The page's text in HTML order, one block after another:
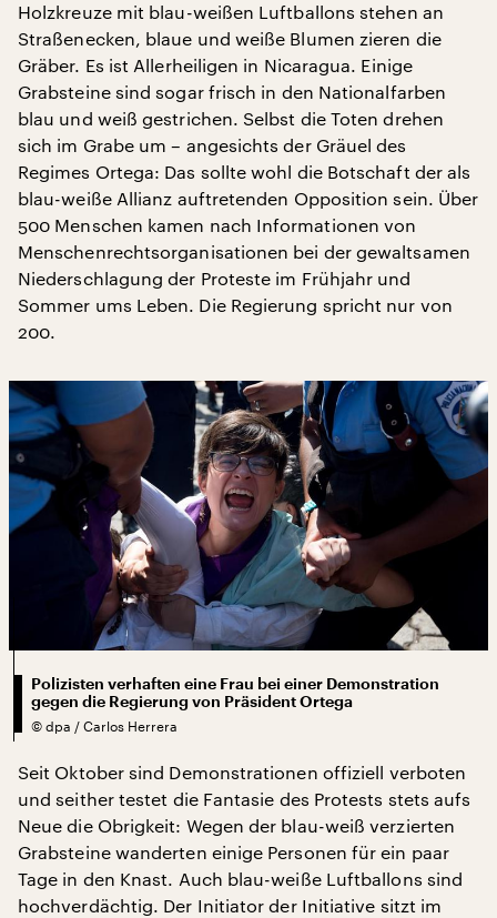
Holzkreuze mit blau-weißen Luftballons stehen an
Straßenecken, blaue und weiße Blumen zieren die
Gräber. Es ist Allerheiligen in Nicaragua. Einige
Grabsteine sind sogar frisch in den Nationalfarben
blau und weiß gestrichen. Selbst die Toten drehen
sich im Grabe um – angesichts der Gräuel des
Regimes Ortega: Das sollte wohl die Botschaft der als
blau-weiße Allianz auftretenden Opposition sein. Über
500 Menschen kamen nach Informationen von
Menschenrechtsorganisationen bei der gewaltsamen
Niederschlagung der Proteste im Frühjahr und
Sommer ums Leben. Die Regierung spricht nur von
200.
Polizisten verhaften eine Frau bei einer Demonstration
gegen die Regierung von Präsident Ortega
© dpa / Carlos Herrera
Seit Oktober sind Demonstrationen offiziell verboten
und seither testet die Fantasie des Protests stets aufs
Neue die Obrigkeit: Wegen der blau-weiß verzierten
Grabsteine wanderten einige Personen für ein paar
Tage in den Knast. Auch blau-weiße Luftballons sind
hochverdächtig. Der Initiator der Initiative sitzt im